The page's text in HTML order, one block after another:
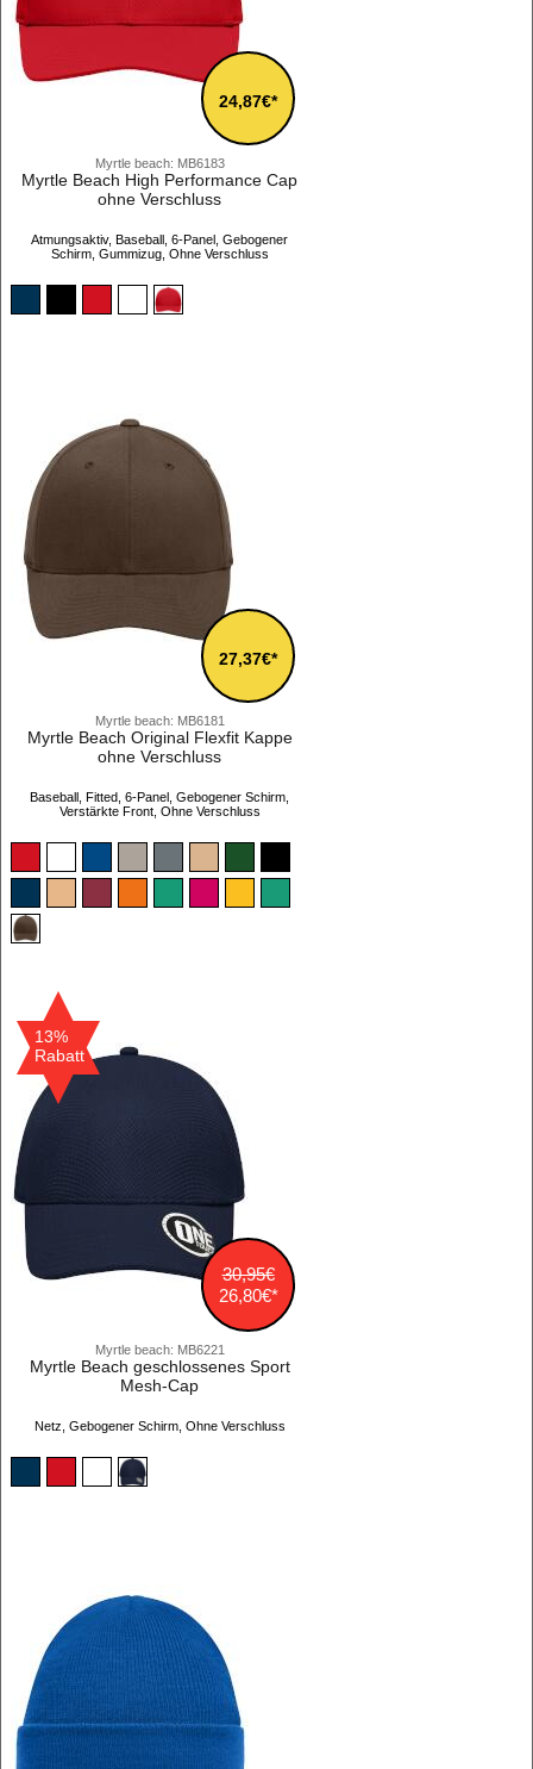
Myrtle beach: MB6183
24,87€*
Myrtle Beach High Performance Cap
ohne Verschluss
Atmungsaktiv, Baseball, 6-Panel, Gebogener
Schirm, Gummizug, Ohne Verschluss
Myrtle beach: MB6181
27,37€*
Myrtle Beach Original Flexfit Kappe
ohne Verschluss
Baseball, Fitted, 6-Panel, Gebogener Schirm,
Verstärkte Front, Ohne Verschluss
13%
Rabatt
Myrtle beach: MB6221
30,95€
26,80€*
Myrtle Beach geschlossenes Sport
Mesh-Cap
Netz, Gebogener Schirm, Ohne Verschluss